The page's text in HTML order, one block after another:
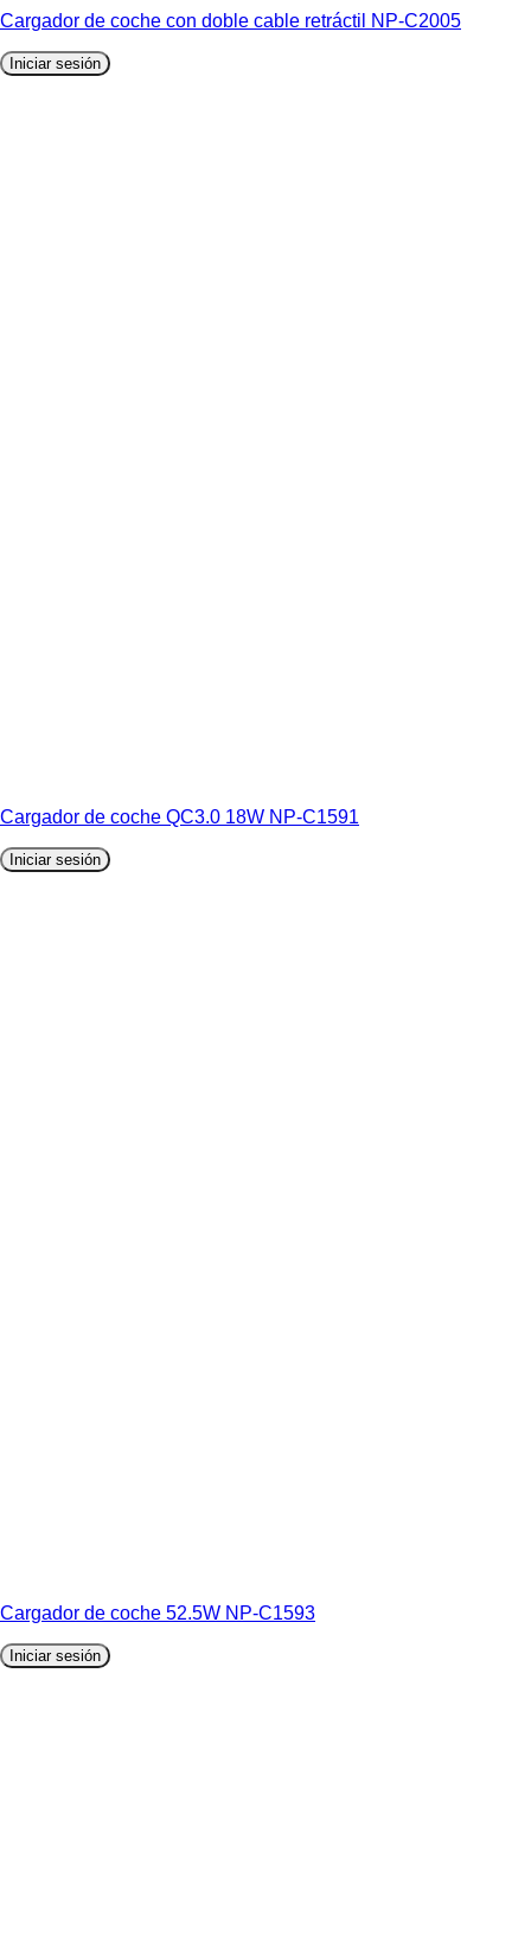
Cargador de coche con doble cable retráctil NP-C2005
Iniciar sesión
Cargador de coche QC3.0 18W NP-C1591
Iniciar sesión
Cargador de coche 52.5W NP-C1593
Iniciar sesión